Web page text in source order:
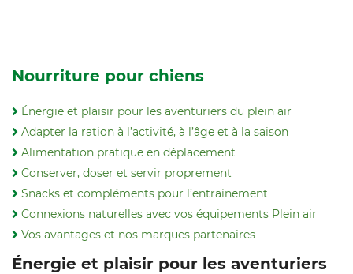
Nourriture pour chiens
Énergie et plaisir pour les aventuriers du plein air
Adapter la ration à l’activité, à l’âge et à la saison
Alimentation pratique en déplacement
Conserver, doser et servir proprement
Snacks et compléments pour l’entraînement
Connexions naturelles avec vos équipements Plein air
Vos avantages et nos marques partenaires
Énergie et plaisir pour les aventuriers